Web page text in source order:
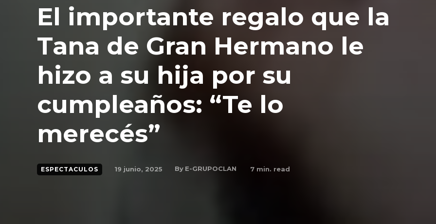
El importante regalo que la
Tana de Gran Hermano le
hizo a su hija por su
cumpleaños: “Te lo
merecés”
ESPECTACULOS 19 junio, 2025 By E-GRUPOCLAN 7 min. read